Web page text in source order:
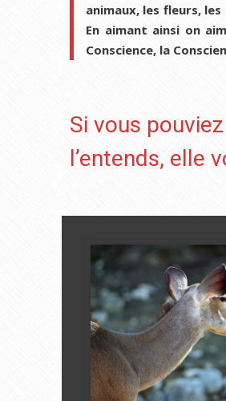
animaux, les fleurs,
En aimant ainsi on
Conscience, la
Si vous
l’entends, elle